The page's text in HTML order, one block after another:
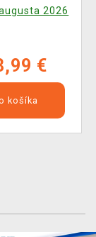
2026
€
košíka